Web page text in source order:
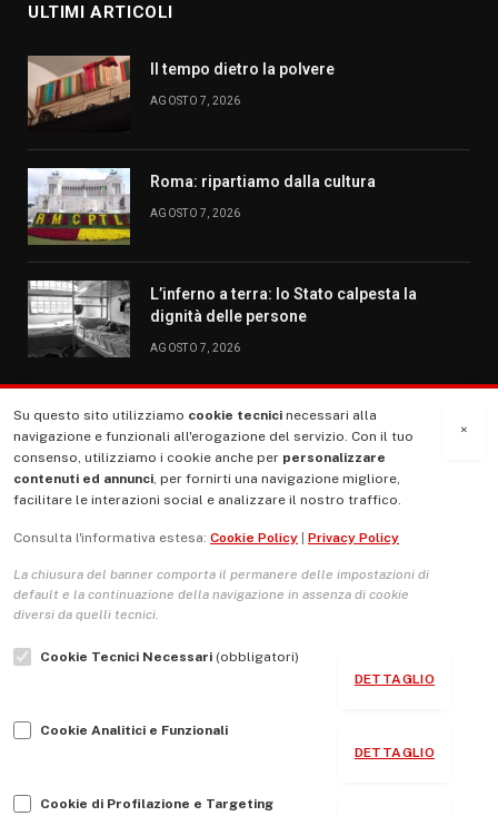
ULTIMI ARTICOLI
Il tempo dietro la polvere
AGOSTO 7, 2026
Roma: ripartiamo dalla cultura
AGOSTO 7, 2026
L’inferno a terra: lo Stato calpesta la
dignità delle persone
AGOSTO 7, 2026
MENU
La Nostra Storia
Le Copertine
L’Associazione
Indirizzo Socio Politico Culturale
Guida per le autrici e gli autori
×
Su questo sito utilizziamo cookie tecnici necessari alla
navigazione e funzionali all'erogazione del servizio. Con il tuo
consenso, utilizziamo i cookie anche per personalizzare
contenuti ed annunci, per fornirti una navigazione migliore,
facilitare le interazioni social e analizzare il nostro traffico.
Consulta l'informativa estesa: Cookie Policy Privacy Policy
La chiusura del banner comporta il permanere delle impostazioni di
default e la continuazione della navigazione in assenza di cookie
diversi da quelli tecnici.
Cookie Tecnici Necessari (obbligatori)
DETTAGLIO
Cookie Analitici e Funzionali
DETTAGLIO
Cookie di Profilazione e Targeting